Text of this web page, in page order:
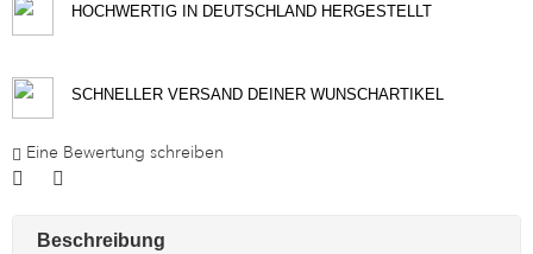
HOCHWERTIG IN DEUTSCHLAND HERGESTELLT
SCHNELLER VERSAND DEINER WUNSCHARTIKEL
 Eine Bewertung schreiben
Beschreibung